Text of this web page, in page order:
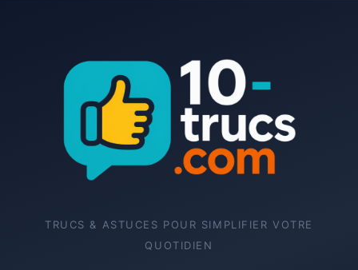
TRUCS & ASTUCES POUR SIMPLIFIER VOTRE
QUOTIDIEN